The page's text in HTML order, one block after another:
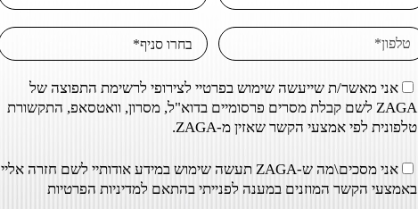
אני מאשר/ת שייעשה שימוש בפרטיי לצירופי לרשימת התפוצה של
ZAGA לשם קבלת מסרים פרסומיים בדוא"ל, מסרון, וואטסאפ, התקשורת
טלפונית לפי אמצעי הקשר שאזין מ-ZAGA.
אני מסכים\מה ש-ZAGA תעשה שימוש במידע אודותיי לשם חזרה אליי
באמצעי הקשר המוזנים במענה לפנייתי בהתאם למדיניות הפרטיות